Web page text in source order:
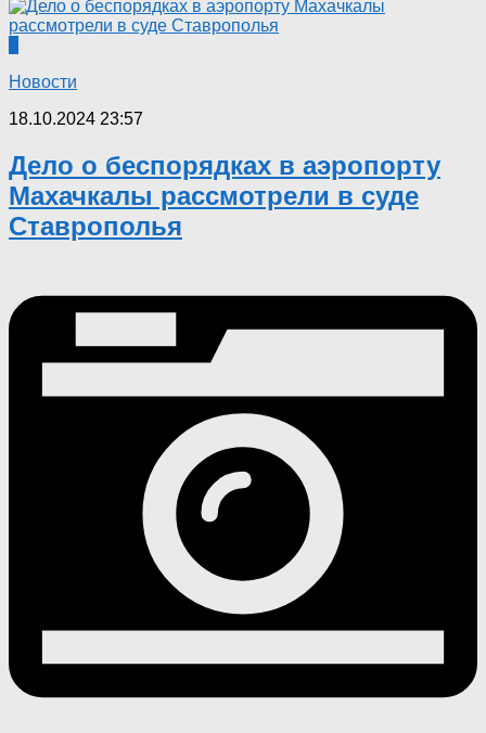
Новости
18.10.2024 23:57
Дело о беспорядках в аэропорту
Махачкалы рассмотрели в суде
Ставрополья